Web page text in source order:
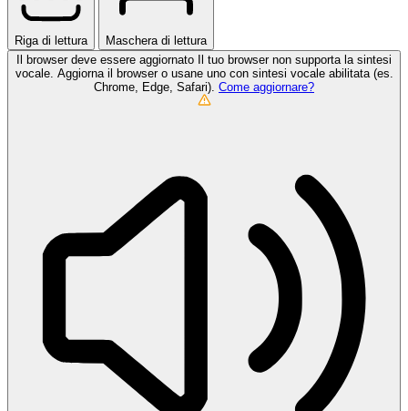
Riga di lettura
Maschera di lettura
Il browser deve essere aggiornato
Il tuo browser non supporta la sintesi
vocale. Aggiorna il browser o usane uno con sintesi vocale abilitata (es.
Chrome, Edge, Safari). Come aggiornare?